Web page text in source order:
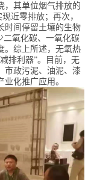
，其单位烟气排放的
近零排放；再次，
时间停留土壤的生物
二氧化碳、一氧化碳
。综上所述，无氧热
排利器”。目前，无
市政污泥、油泥、漆
化推广应用。